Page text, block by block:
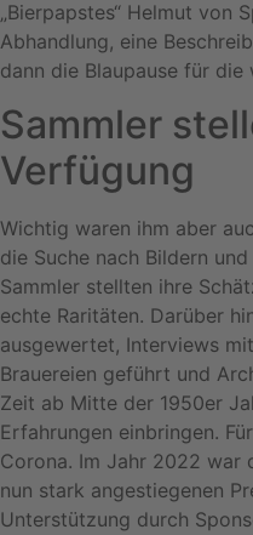
„Bierpapstes“ Helmut von
Abhandlung, eine
dann die Blaupause für die
Sammler
Verfügung
Wichtig waren ihm aber
die Suche nach Bildern
Sammler stellten ihre
echte Raritäten. Darüber
ausgewertet, Interviews
Brauereien geführt und
Zeit ab Mitte der 1950er
Erfahrungen einbringen.
Corona. Im Jahr 2022 war
nun stark angestiegenen
Unterstützung durch